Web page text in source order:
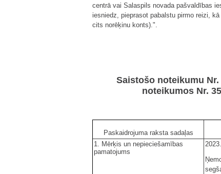
centrā vai Salaspils novada pašvaldības
iesniedz, pieprasot pabalstu pirmo reizi,
cits norēķinu konts).".
Saistošo noteikumu
noteikumos Nr.
Paskaidrojuma raksta sadaļas
1. Mērķis un nepieciešamības
pamatojums